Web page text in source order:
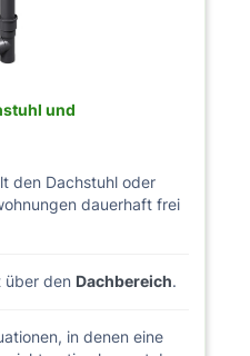
und
den Dachstuhl oder
dauerhaft frei
über den Dachbereich.
in denen eine